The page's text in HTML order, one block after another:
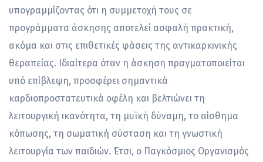
υπογραμμίζοντας ότι η συμμετοχή τους σε
προγράμματα άσκησης αποτελεί ασφαλή πρακτική,
ακόμα και στις επιθετικές φάσεις της αντικαρκινικής
θεραπείας. Ιδιαίτερα όταν η άσκηση πραγματοποιείται
υπό επίβλεψη, προσφέρει σημαντικά
καρδιοπροστατευτικά οφέλη και βελτιώνει τη
λειτουργική ικανότητα, τη μυϊκή δύναμη, το αίσθημα
κόπωσης, τη σωματική σύσταση και τη γνωστική
λειτουργία των παιδιών. Έτσι, ο Παγκόσμιος Οργανισμός